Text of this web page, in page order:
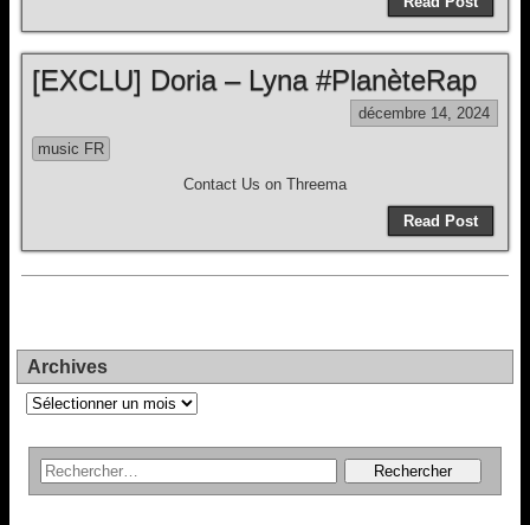
[EXCLU] Doria – Lyna #PlanèteRap
décembre 14, 2024
music FR
Contact Us on Threema
Read Post
Archives
Archives